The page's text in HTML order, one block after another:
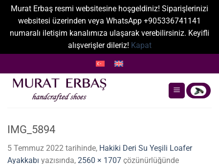
Murat Erbaş resmi websitesine hoşgeldiniz! Siparişlerinizi
websitesi üzerinden veya WhatsApp +905336741141
numaralı iletişim kanalımıza ulaşarak verebilirsiniz. Keyifli
alışverişler dileriz! Kapat
atla
IMG_5894
5 Temmuz 2022 tarihinde, Hakiki Deri Su Yeşili Loafer
Ayakkabı yazısında, 2560 × 1707 çözünürlüğünde